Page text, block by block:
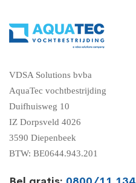
VDSA Solutions bvba
AquaTec vochtbestrijding
Duifhuisweg 10
IZ Dorpsveld 4026
3590 Diepenbeek
BTW: BE0644.943.201